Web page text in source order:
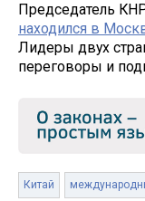
Председатель
находился в
Лидеры двух
переговоры и
Китай